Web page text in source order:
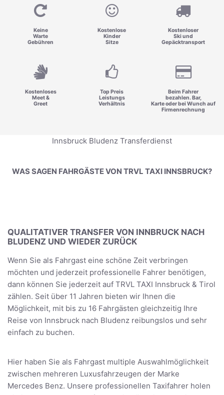
Keine
Warte
Gebühren
Kostenlose
Kinder
Sitze
Kostenloser
Ski und
Gepäcktransport
Kostenloses
Meet &
Greet
Top Preis
Leistungs
Verhältnis
Beim Fahrer
bezahlen. Bar,
Karte oder bei Wunch auf
Firmenrechnung
Innsbruck Bludenz Transferdienst
WAS SAGEN FAHRGÄSTE VON TRVL TAXI INNSBRUCK?
QUALITATIVER TRANSFER VON INNBRUCK NACH
BLUDENZ UND WIEDER ZURÜCK
Wenn Sie als Fahrgast eine schöne Zeit verbringen
möchten und jederzeit professionelle Fahrer benötigen,
dann können Sie jederzeit auf TRVL TAXI Innsbruck & Tirol
zählen. Seit über 11 Jahren bieten wir Ihnen die
Möglichkeit, mit bis zu 16 Fahrgästen gleichzeitig Ihre
Reise von Innsbruck nach Bludenz reibungslos und sehr
einfach zu buchen.
Hier haben Sie als Fahrgast multiple Auswahlmöglichkeit
zwischen mehreren Luxusfahrzeugen der Marke
Mercedes Benz. Unsere professionellen Taxifahrer holen